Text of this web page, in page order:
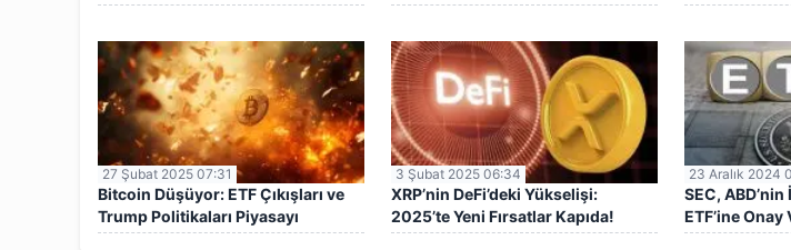
4.620 Dolar
CRISPR Aldı
27 Şubat 2025 07:31
Bitcoin Düşüyor: ETF Çıkışları ve
Trump Politikaları Piyasayı
Sarsıyor
3 Şubat 2025 06:34
XRP’nin DeFi’deki Yükselişi:
2025’te Yeni Fırsatlar Kapıda!
23 Aralık 2024
SEC,
ETF’ine
Başlıyor